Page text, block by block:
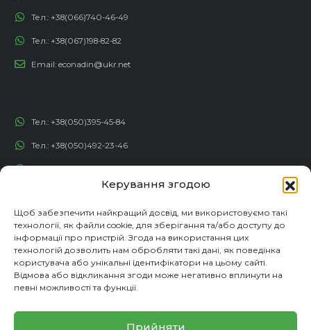
Керування згодою
Щоб забезпечити найкращий досвід, ми використовуємо такі
технології, як файли cookie, для зберігання та/або доступу до
інформації про пристрій. Згода на використання цих
технологій дозволить нам обробляти такі дані, як поведінка
користувача або унікальні ідентифікатори на цьому сайті.
Відмова або відкликання згоди може негативно вплинути на
певні можливості та функції.
Прийняти
Тел.: +38(066)740-46-49
Тел.: +38(067)198-82-82
Email: econadin@ukr.net
Тел.: +38(050)395-45-84
Тел.: +38(050)492-23-46
contact@econadin.com
СОЦІАЛЬНІ МЕРЕЖІ